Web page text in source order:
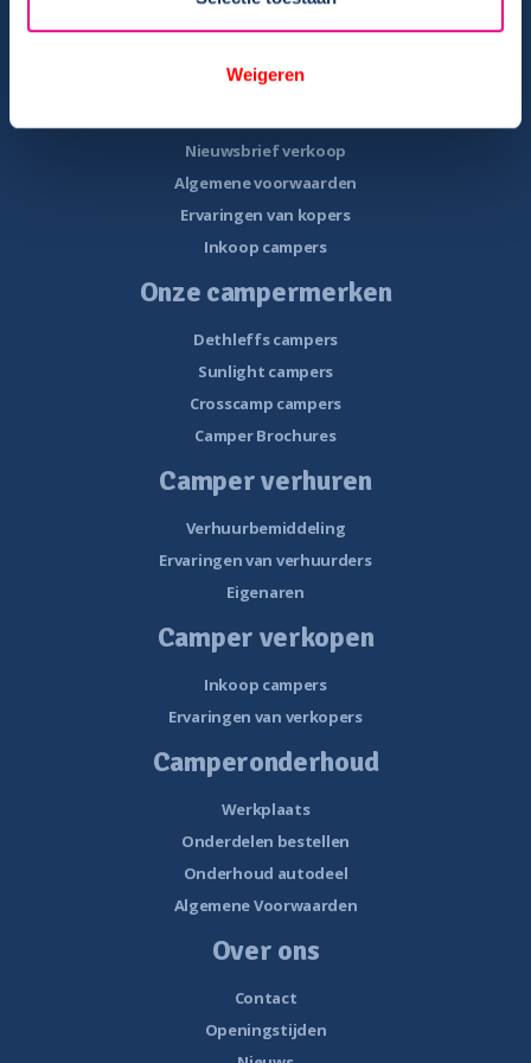
Weigeren
Camper te koop
Gratis E-book – Tips camper kopen
Nieuwsbrief verkoop
Algemene voorwaarden
Ervaringen van kopers
Inkoop campers
Onze campermerken
Dethleffs campers
Sunlight campers
Crosscamp campers
Camper Brochures
Camper verhuren
Verhuurbemiddeling
Ervaringen van verhuurders
Eigenaren
Camper verkopen
Inkoop campers
Ervaringen van verkopers
Camperonderhoud
Werkplaats
Onderdelen bestellen
Onderhoud autodeel
Algemene Voorwaarden
Over ons
Contact
Openingstijden